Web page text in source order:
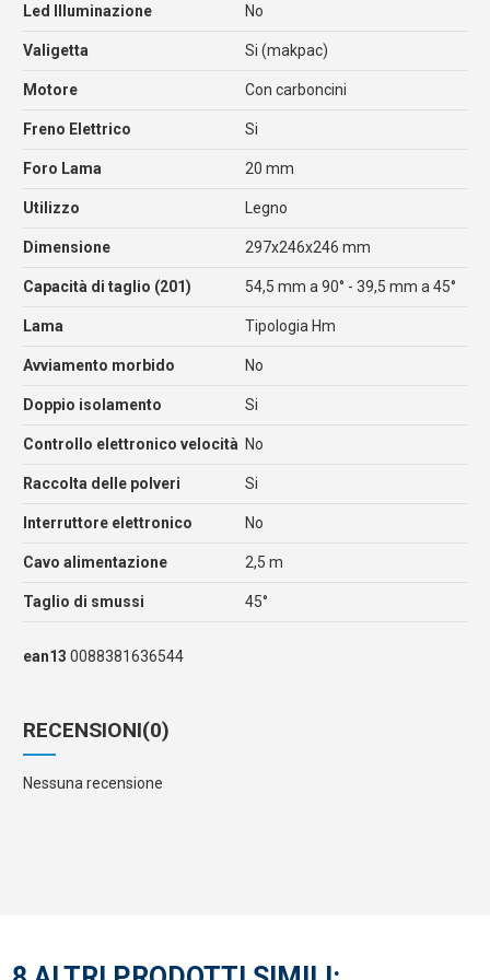
Led Illuminazione No
Valigetta Si (makpac)
Motore Con carboncini
Freno Elettrico Si
Foro Lama 20 mm
Utilizzo Legno
Dimensione 297x246x246 mm
Capacità di taglio (201) 54,5 mm a 90° - 39,5 mm a 45°
Lama Tipologia Hm
Avviamento morbido No
Doppio isolamento Si
Controllo elettronico velocità No
Raccolta delle polveri Si
Interruttore elettronico No
Cavo alimentazione 2,5 m
Taglio di smussi 45°
ean13 0088381636544
RECENSIONI(0)
Nessuna recensione